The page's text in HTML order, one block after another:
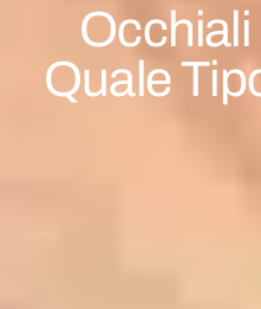
Occhiali
Quale